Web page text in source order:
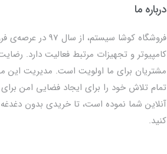
درباره ما
فروشگاه کوشا سیستم، از سال 97
کامپیوتر و تجهیزات مرتبط فعالیت دارد.
مشتریان برای ما اولویت است. مدیریت این
تمام تلاش خود را برای ایجاد فضایی امن
آنلاین شما نموده است، تا خریدی بدون دغدغه
کنید.